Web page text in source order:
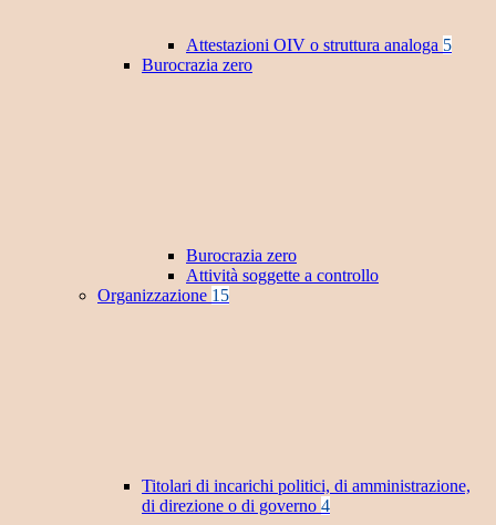
Attestazioni OIV o struttura analoga 5
Burocrazia zero
Burocrazia zero
Attività soggette a controllo
Organizzazione 15
Titolari di incarichi politici, di amministrazione,
di direzione o di governo 4